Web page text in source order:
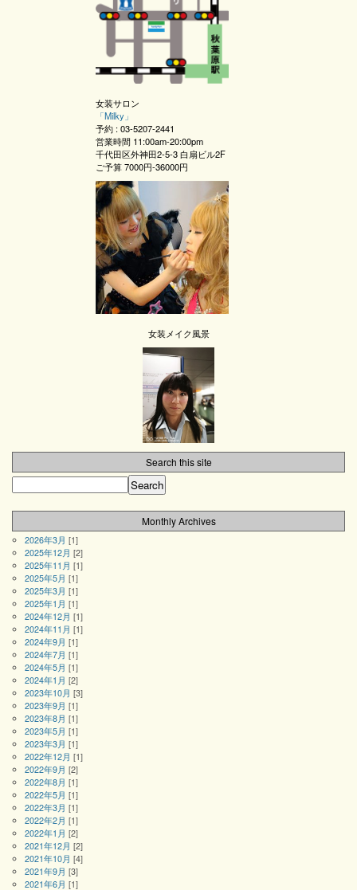
女装サロン
「Milky」
予約 :03-5207-2441
営業時間 11:00am-20:00pm
千代田区外神田2-5-3 白扇ビル2F
ご予算7000円-36000円
女装メイク風景
Search this site
Monthly Archives
2026年3月 [1]
2025年12月 [2]
2025年11月 [1]
2025年5月 [1]
2025年3月 [1]
2025年1月 [1]
2024年12月 [1]
2024年11月 [1]
2024年9月 [1]
2024年7月 [1]
2024年5月 [1]
2024年1月 [2]
2023年10月 [3]
2023年9月 [1]
2023年8月 [1]
2023年5月 [1]
2023年3月 [1]
2022年12月 [1]
2022年9月 [2]
2022年8月 [1]
2022年5月 [1]
2022年3月 [1]
2022年2月 [1]
2022年1月 [2]
2021年12月 [2]
2021年10月 [4]
2021年9月 [3]
2021年6月 [1]